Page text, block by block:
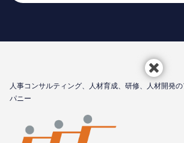
⼈事コンサルティング、⼈材育成、研修、⼈材開発
パニー